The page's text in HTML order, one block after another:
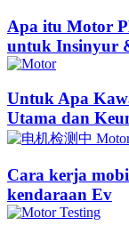
Apa itu Motor
untuk Insinyur
Untuk Apa
Utama dan
Cara kerja
kendaraan Ev